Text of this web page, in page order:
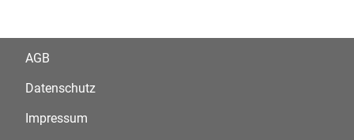
AGB
Datenschutz
Impressum